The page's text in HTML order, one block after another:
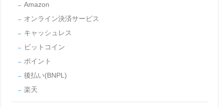
Amazon
オンライン決済サービス
キャッシュレス
ビットコイン
ポイント
後払い(BNPL)
楽天